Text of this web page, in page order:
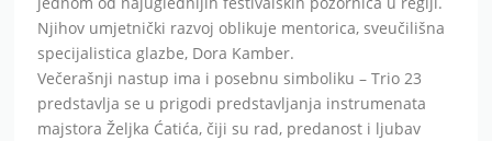
Njihov umjetnički razvoj oblikuje mentorica, sveučilišna
specijalistica glazbe, Dora Kamber.
Večerašnji nastup ima i posebnu simboliku – Trio 23
predstavlja se u prigodi predstavljanja instrumenata
majstora Željka Ćatića, čiji su rad, predanost i ljubav